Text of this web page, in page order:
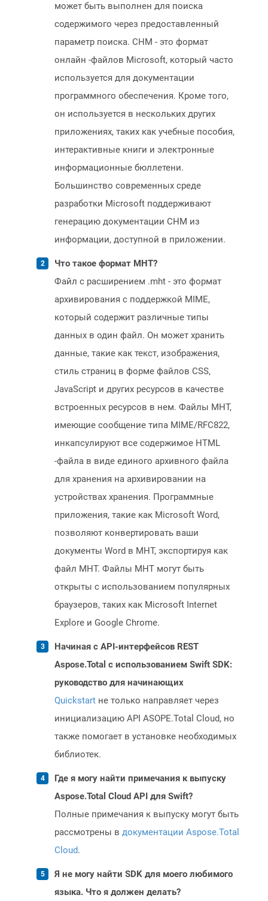
может быть выполнен для поиска
содержимого через предоставленный
параметр поиска. CHM - это формат
онлайн -файлов Microsoft, который часто
используется для документации
программного обеспечения. Кроме того,
он используется в нескольких других
приложениях, таких как учебные пособия,
интерактивные книги и электронные
информационные бюллетени.
Большинство современных среде
разработки Microsoft поддерживают
генерацию документации CHM из
информации, доступной в приложении.
Что такое формат MHT?
Файл с расширением .mht - это формат
архивирования с поддержкой MIME,
который содержит различные типы
данных в один файл. Он может хранить
данные, такие как текст, изображения,
стиль страниц в форме файлов CSS,
JavaScript и других ресурсов в качестве
встроенных ресурсов в нем. Файлы MHT,
имеющие сообщение типа MIME/RFC822,
инкапсулируют все содержимое HTML
-файла в виде единого архивного файла
для хранения на архивировании на
устройствах хранения. Программные
приложения, такие как Microsoft Word,
позволяют конвертировать ваши
документы Word в MHT, экспортируя как
файл MHT. Файлы MHT могут быть
открыты с использованием популярных
браузеров, таких как Microsoft Internet
Explore и Google Chrome.
Начиная с API-интерфейсов REST
Aspose.Total с использованием Swift SDK:
руководство для начинающих
Quickstart не только направляет через
инициализацию API ASOPE.Total Cloud, но
также помогает в установке необходимых
библиотек.
Где я могу найти примечания к выпуску
Aspose.Total Cloud API для Swift?
Полные примечания к выпуску могут быть
рассмотрены в документации Aspose.Total
Cloud.
Я не могу найти SDK для моего любимого
языка. Что я должен делать?